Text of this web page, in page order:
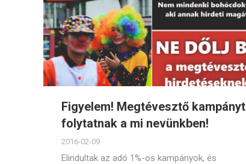
Figyelem! Megtévesztő kampányt
folytatnak a mi nevünkben!
2016-02-09
Elindultak az adó 1%-os kampányok, és